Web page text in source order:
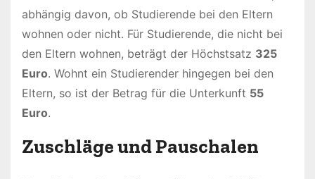
abhängig davon, ob Studierende bei den Eltern
wohnen oder nicht. Für Studierende, die nicht bei
den Eltern wohnen, beträgt der Höchstsatz 325
Euro. Wohnt ein Studierender hingegen bei den
Eltern, so ist der Betrag für die Unterkunft 55
Euro.
Zuschläge und Pauschalen